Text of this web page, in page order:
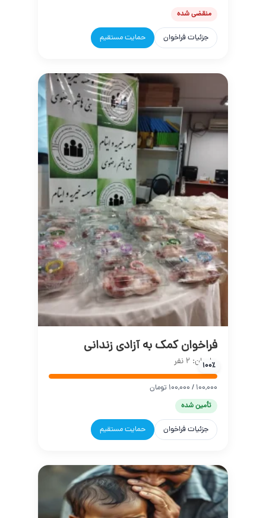
منقضی شده
جزئیات فراخوان حمایت مستقیم
فراخوان کمک به آزادی زندانی
حامیان: 2 نفر
100,000 / 100,000 تومان
تأمین شده
جزئیات فراخوان حمایت مستقیم